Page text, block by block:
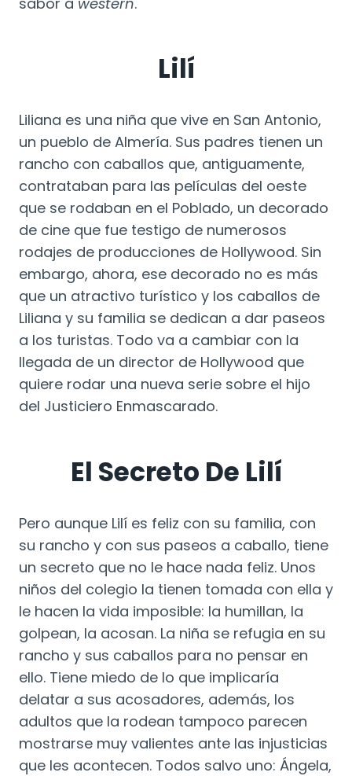
Lilí
Liliana es una niña que vive en San Antonio,
un pueblo de Almería. Sus padres tienen un
rancho con caballos que, antiguamente,
contrataban para las películas del oeste
que se rodaban en el Poblado, un decorado
de cine que fue testigo de numerosos
rodajes de producciones de Hollywood. Sin
embargo, ahora, ese decorado no es más
que un atractivo turístico y los caballos de
Liliana y su familia se dedican a dar paseos
a los turistas. Todo va a cambiar con la
llegada de un director de Hollywood que
quiere rodar una nueva serie sobre el hijo
del Justiciero Enmascarado.
El Secreto De Lilí
Pero aunque Lilí es feliz con su familia, con
su rancho y con sus paseos a caballo, tiene
un secreto que no le hace nada feliz. Unos
niños del colegio la tienen tomada con ella y
le hacen la vida imposible: la humillan, la
golpean, la acosan. La niña se refugia en su
rancho y sus caballos para no pensar en
ello. Tiene miedo de lo que implicaría
delatar a sus acosadores, además, los
adultos que la rodean tampoco parecen
mostrarse muy valientes ante las injusticias
que les acontecen. Todos salvo uno: Ángela,